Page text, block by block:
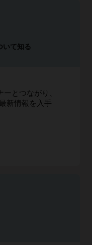
て知る
とつながり、
新情報を入手